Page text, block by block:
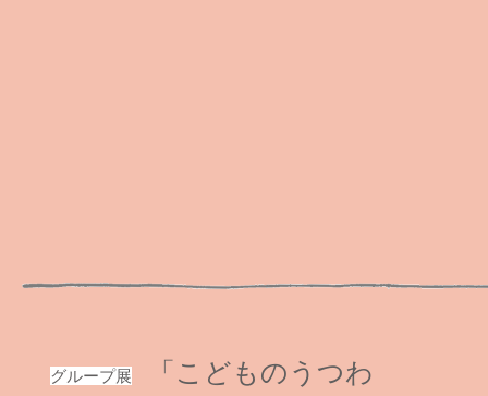
グループ展
「こどものうつわ